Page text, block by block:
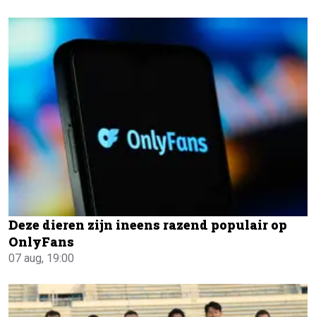
Deze dieren zijn ineens razend populair op
OnlyFans
07 aug, 19:00